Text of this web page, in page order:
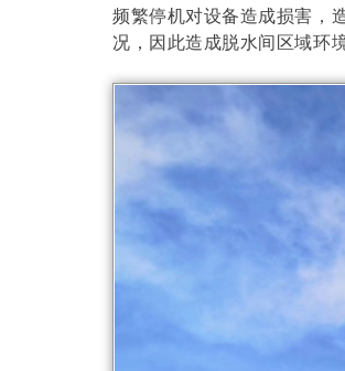
频繁停机对设备造成损害，
况，因此造成脱水间区域环